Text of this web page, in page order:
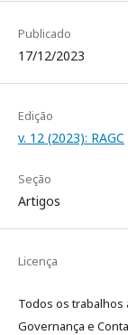
Publicado
17/12/2023
Edição
v. 12 (2023): RAGC
Seção
Artigos
Licença
Todos os trabalhos
Governança e